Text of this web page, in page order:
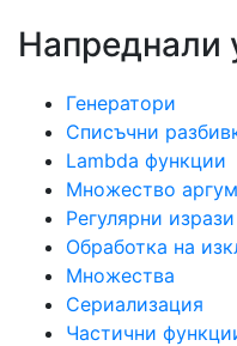
Напреднали
Генератори
Списъчни
Lambda функции
Множество
Регулярни изрази
Обработка на
Множества
Сериализация
Частични